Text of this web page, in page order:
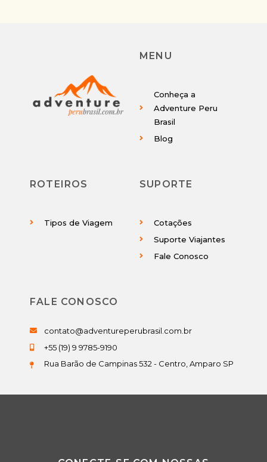
MENU
Conheça a
Adventure Peru
Brasil
Blog
ROTEIROS
Tipos de Viagem
SUPORTE
Cotações
Suporte Viajantes
Fale Conosco
FALE CONOSCO
contato@adventureperubrasil.com.br
+55 (19) 9 9785-9190
Rua Barão de Campinas 532 - Centro, Amparo SP